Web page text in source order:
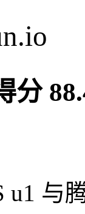
分
u1 与